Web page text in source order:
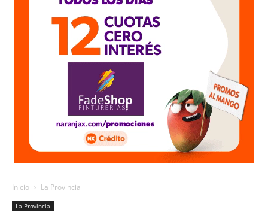
Inicio La Provincia
La Provincia